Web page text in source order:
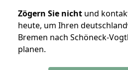
Zögern Sie nicht und
heute, um Ihren
Bremen nach Schöneck-
planen.